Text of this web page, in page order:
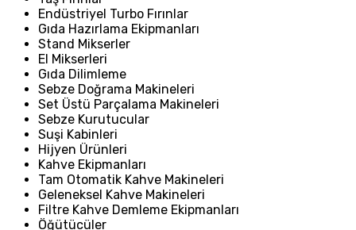
Endüstriyel Turbo Fırınlar
Gıda Hazırlama Ekipmanları
Stand Mikserler
El Mikserleri
Gıda Dilimleme
Sebze Doğrama Makineleri
Set Üstü Parçalama Makineleri
Sebze Kurutucular
Suşi Kabinleri
Hijyen Ürünleri
Kahve Ekipmanları
Tam Otomatik Kahve Makineleri
Geleneksel Kahve Makineleri
Filtre Kahve Demleme Ekipmanları
Öğütücüler